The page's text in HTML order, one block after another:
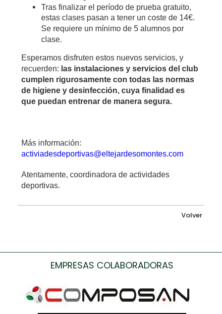
Tras finalizar el período de prueba gratuito,
estas clases pasan a tener un coste de 14€.
Se requiere un mínimo de 5 alumnos por
clase.
Esperamos disfruten estos nuevos servicios, y
recuerden: las instalaciones y servicios del club
cumplen rigurosamente con todas las normas
de higiene y desinfección, cuya finalidad es
que puedan entrenar de manera segura.
Más información:
activiadesdeportivas@eltejardesomontes.com
Atentamente, coordinadora de actividades
deportivas.
Volver
EMPRESAS COLABORADORAS